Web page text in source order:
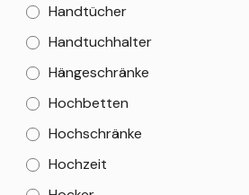
Handtücher
Handtuchhalter
Hängeschränke
Hochbetten
Hochschränke
Hochzeit